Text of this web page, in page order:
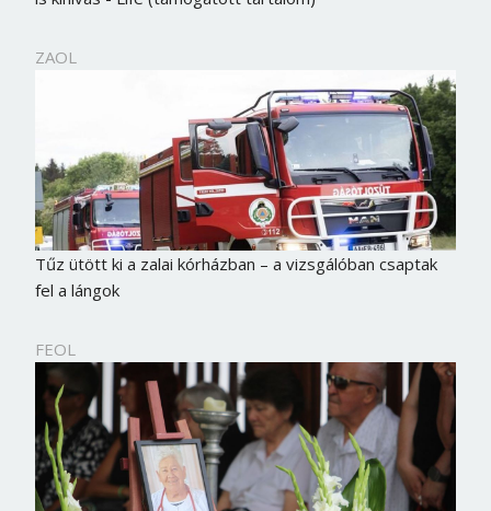
ZAOL
Tűz ütött ki a zalai kórházban – a vizsgálóban csaptak
fel a lángok
FEOL
Bejelentkezés